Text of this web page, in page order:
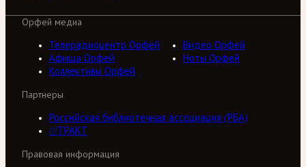
Орфей медиа
Телерадиоцентр Орфей
Видео Орфей
Афиша Орфей
Ноты Орфей
Коллективы Орфей
Партнеры
Российская библиотечная ассоциация (РБА)
///ТРАКТ
Правовая информация